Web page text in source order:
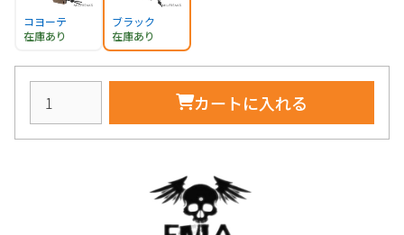
コヨーテ
在庫あり
ブラック
在庫あり
カートに入れる